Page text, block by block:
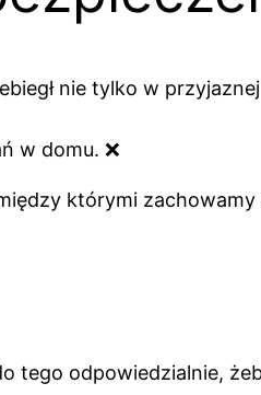
nie tylko w
w domu. ❌
którymi zachowamy
tego odpowiedzialnie,